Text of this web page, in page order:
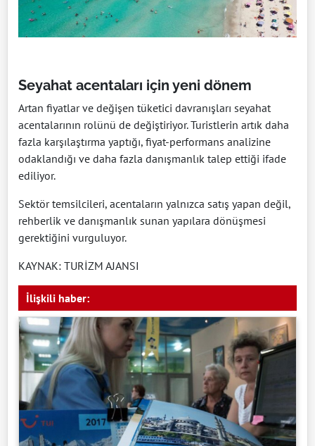
Seyahat acentaları için yeni dönem
Artan fiyatlar ve değişen tüketici davranışları seyahat
acentalarının rolünü de değiştiriyor. Turistlerin artık daha
fazla karşılaştırma yaptığı, fiyat-performans analizine
odaklandığı ve daha fazla danışmanlık talep ettiği ifade
ediliyor.
Sektör temsilcileri, acentaların yalnızca satış yapan değil,
rehberlik ve danışmanlık sunan yapılara dönüşmesi
gerektiğini vurguluyor.
KAYNAK: TURİZM AJANSI
İlişkili haber: